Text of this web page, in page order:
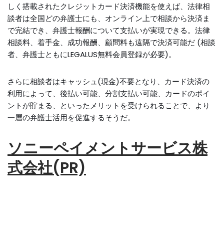
しく搭載されたクレジットカード決済機能を使えば、法律相
談者は全国どの弁護士にも、オンライン上で相談から決済ま
で完結でき、弁護士報酬について支払いが実現できる。法律
相談料、着手金、成功報酬、顧問料も遠隔で決済可能だ (相談
者、弁護士ともにLEGALUS無料会員登録が必要)。
さらに相談者はキャッシュ(現金)不要となり、カード決済の
利用によって、後払い可能、分割支払い可能、カードのポイ
ントが貯まる、といったメリットを受けられることで、より
一層の弁護士活用を促進するそうだ。
ソニーペイメントサービス株
式会社(PR)